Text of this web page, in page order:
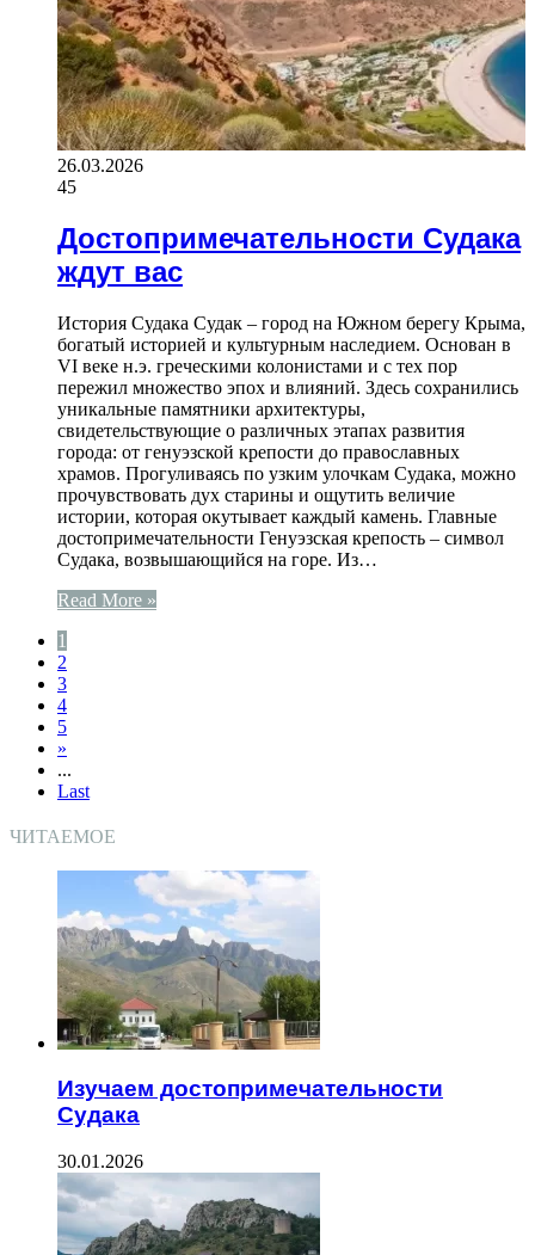
26.03.2026
45
Достопримечательности Судака
ждут вас
История Судака Судак – город на Южном берегу Крыма,
богатый историей и культурным наследием. Основан в
VI веке н.э. греческими колонистами и с тех пор
пережил множество эпох и влияний. Здесь сохранились
уникальные памятники архитектуры,
свидетельствующие о различных этапах развития
города: от генуэзской крепости до православных
храмов. Прогуливаясь по узким улочкам Судака, можно
прочувствовать дух старины и ощутить величие
истории, которая окутывает каждый камень. Главные
достопримечательности Генуэзская крепость – символ
Судака, возвышающийся на горе. Из…
Read More »
1
2
3
4
5
»
...
Last
ЧИТАЕМОЕ
Изучаем достопримечательности
Судака
30.01.2026